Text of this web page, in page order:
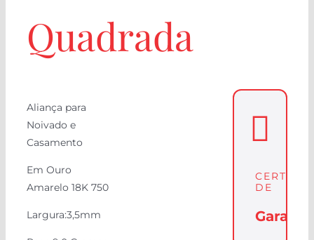
Quadrada
Aliança para
Noivado e
Casamento
Em Ouro
Amarelo 18K 750
Largura:3,5mm
DE